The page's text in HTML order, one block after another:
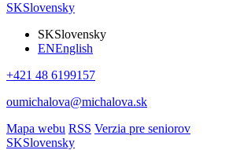
SKSlovensky
SKSlovensky
ENEnglish
+421 48 6199157
oumichalova@michalova.sk
Mapa webu RSS Verzia pre seniorov
SKSlovensky